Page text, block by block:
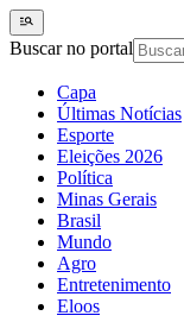
Buscar no portal
Capa
Últimas Notícias
Esporte
Eleições 2026
Política
Minas Gerais
Brasil
Mundo
Agro
Entretenimento
Eloos